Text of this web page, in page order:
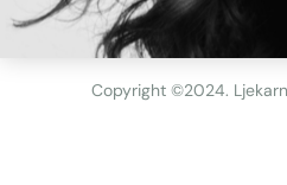
Copyright ©2024.